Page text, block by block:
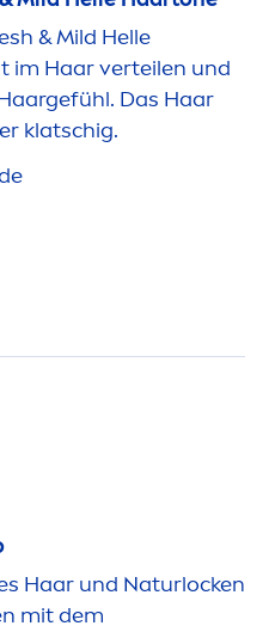
& Mild Helle
im Haar verteilen und
Das Haar
klatschig.
Haar und Naturlocken
mit dem